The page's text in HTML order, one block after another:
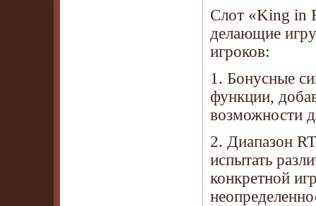
Слот «King in
делающие
игроков:
1. Бонусные
функции,
возможности
2. Диапазон
испытать
конкретной